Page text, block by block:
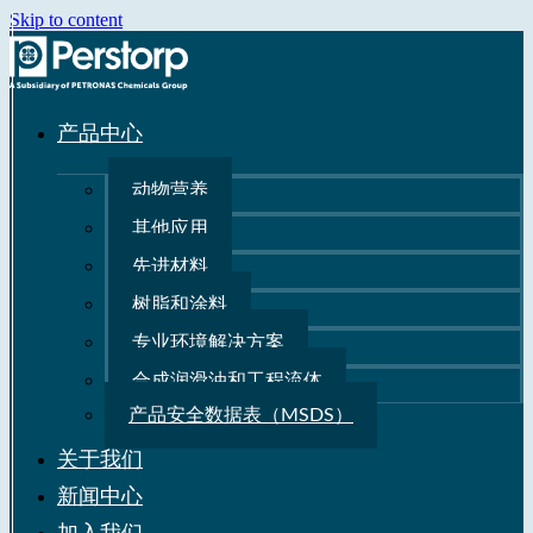
Skip to content
产品中心
动物营养
其他应用
先进材料
树脂和涂料
专业环境解决方案
合成润滑油和工程流体
产品安全数据表（MSDS）
关于我们
新闻中心